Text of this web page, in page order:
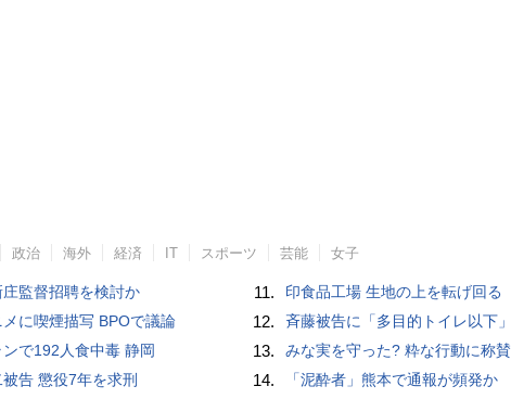
政治 海外 経済 IT スポーツ 芸能 女子
監督招聘を検討か
に喫煙描写 BPOで議論
ンで192人食中毒 静岡
告 懲役7年を求刑
11. 印食品工場 生地の上を転げ回る
12. 斉藤被告に「多目的トイレ以下」
13. みな実を守った? 粋な行動に称賛
14. 「泥酔者」熊本で通報が頻発か